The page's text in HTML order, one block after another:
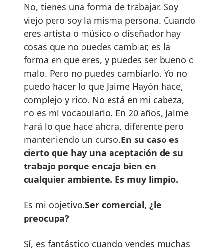
No, tienes una forma de trabajar. Soy
viejo pero soy la misma persona. Cuando
eres artista o músico o diseñador hay
cosas que no puedes cambiar, es la
forma en que eres, y puedes ser bueno o
malo. Pero no puedes cambiarlo. Yo no
puedo hacer lo que Jaime Hayón hace,
complejo y rico. No está en mi cabeza,
no es mi vocabulario. En 20 años, Jaime
hará lo que hace ahora, diferente pero
manteniendo un curso.En su caso es
cierto que hay una aceptación de su
trabajo porque encaja bien en
cualquier ambiente. Es muy limpio.
Es mi objetivo.Ser comercial, ¿le
preocupa?
Sí, es fantástico cuando vendes muchas